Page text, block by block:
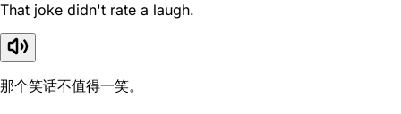
That joke didn't rate a laugh.
那个笑话不值得一笑。